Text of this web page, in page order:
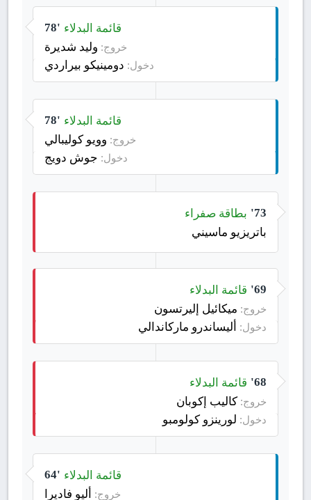
78' قائمة البدلاء
خروج: وليد شديرة
دخول: دومينيكو بيراردي
78' قائمة البدلاء
خروج: وويو كوليبالي
دخول: جوش دويج
73'
بطاقة صفراء
باتريزيو ماسيني
69' قائمة البدلاء
خروج: ميكائيل إليرتسون
دخول: أليساندرو ماركاندالي
68' قائمة البدلاء
خروج: كاليب إكوبان
دخول: لورينزو كولومبو
64' قائمة البدلاء
خروج: أليو فاديرا